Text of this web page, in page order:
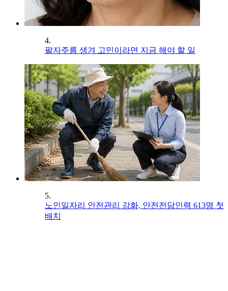
4.
팔자주름 생겨 고민이라면 지금 해야 할 일
5.
노인일자리 안전관리 강화, 안전전담인력 613명 첫
배치